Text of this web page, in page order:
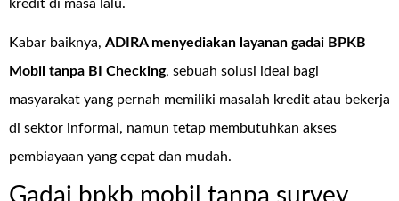
kredit di masa lalu.
Kabar baiknya, ADIRA menyediakan layanan gadai BPKB
Mobil tanpa BI Checking, sebuah solusi ideal bagi
masyarakat yang pernah memiliki masalah kredit atau bekerja
di sektor informal, namun tetap membutuhkan akses
pembiayaan yang cepat dan mudah.
Gadai bpkb mobil tanpa survey